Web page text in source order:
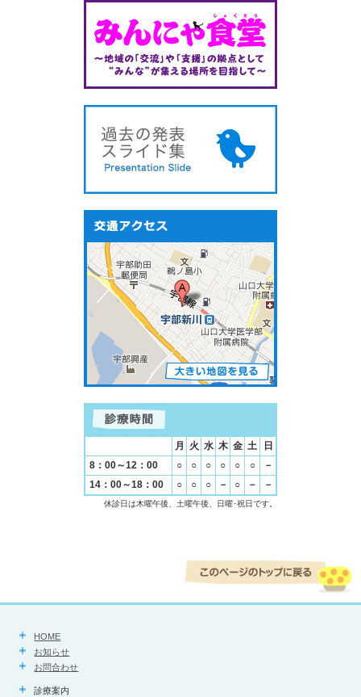
月 火 水 木 金 土
日
8：00～12：00
○ ○ ○ ○ ○ ○
－
14：00～18：00
○ ○ ○ － ○ － －
休診日は木曜午後、土曜午後、日曜･祝日です。
HOME
お知らせ
お問合わせ
診療案内